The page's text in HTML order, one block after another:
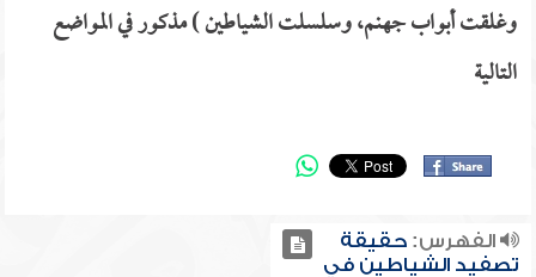
وغلقت أبواب جهنم، وسلسلت الشياطين ) مذكور في المواضع
التالية
الفهرس:حقيقة
تصفيد الشياطين في